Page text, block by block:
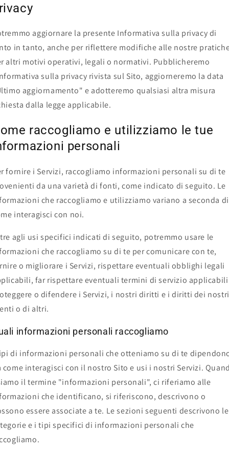
aggiornare la presente Informativa sulla privacy di
in tanto, anche per riflettere modifiche alle nostre
altri motivi operativi, legali o normativi. Pubblicheremo
sulla privacy rivista sul Sito, aggiorneremo la data
aggiornamento" e adotteremo qualsiasi altra misura
dalla legge applicabile.
raccogliamo e utilizziamo le tue
personali
fornire i Servizi, raccogliamo informazioni personali su di te
da una varietà di fonti, come indicato di seguito. Le
che raccogliamo e utilizziamo variano a seconda di
interagisci con noi.
agli usi specifici indicati di seguito, potremmo usare le
che raccogliamo su di te per comunicare con te,
o migliorare i Servizi, rispettare eventuali obblighi legali
far rispettare eventuali termini di servizio
o difendere i Servizi, i nostri diritti e i diritti dei nostri
o di altri.
informazioni personali raccogliamo
di informazioni personali che otteniamo su di te
come interagisci con il nostro Sito e usi i nostri Servizi.
il termine "informazioni personali", ci riferiamo alle
che identificano, si riferiscono, descrivono o
essere associate a te. Le sezioni seguenti descrivono le
e i tipi specifici di informazioni personali che